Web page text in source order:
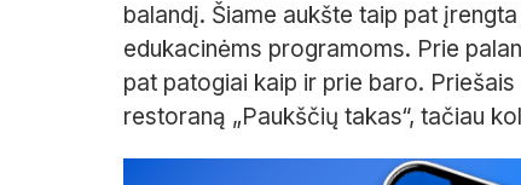
balandį. Šiame aukšte taip pat
edukacinėms programoms. Prie
pat patogiai kaip ir prie baro.
restoraną „Paukščių takas“, tačiau